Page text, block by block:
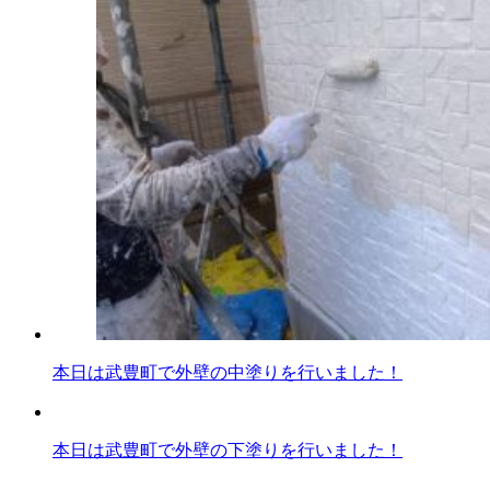
本日は武豊町で外壁の中塗りを行いました！
本日は武豊町で外壁の下塗りを行いました！